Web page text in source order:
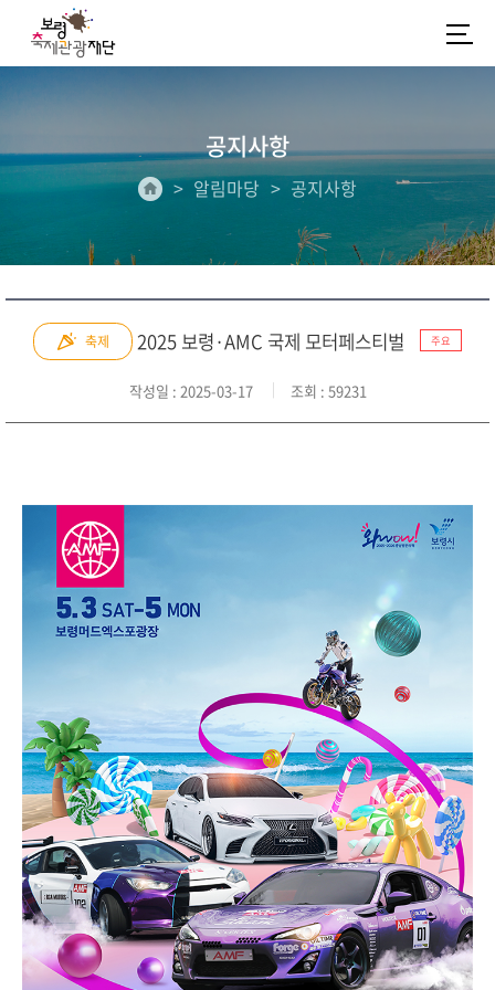
공지사항
알림마당 공지사항
축제 2025 보령·AMC 국제 모터페스티벌 주요
작성일 : 2025-03-17 조회 : 59231